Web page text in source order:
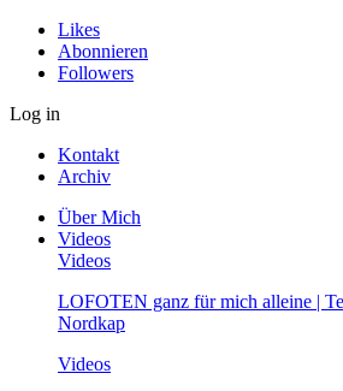
Likes
Abonnieren
Followers
Log in
Kontakt
Archiv
Über Mich
Videos
Videos
LOFOTEN ganz für mich alleine |
Nordkap
Videos